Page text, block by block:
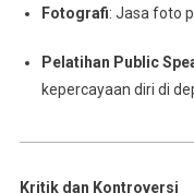
Fotografi: Jasa foto
Pelatihan Public
kepercayaan diri di
Kritik dan Kontroversi